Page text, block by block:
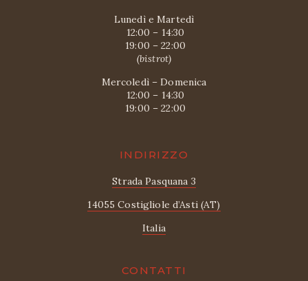
Lunedì e Martedì
12:00 – 14:30
19:00 – 22:00
(bistrot)
Mercoledì – Domenica
12:00 – 14:30
19:00 – 22:00
INDIRIZZO
Strada Pasquana 3
14055 Costigliole d’Asti (AT)
Italia
CONTATTI